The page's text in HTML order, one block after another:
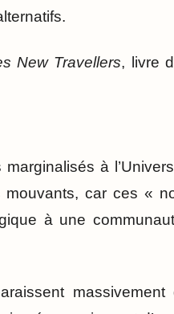
New Travellers, livre
à
car ces «
à une